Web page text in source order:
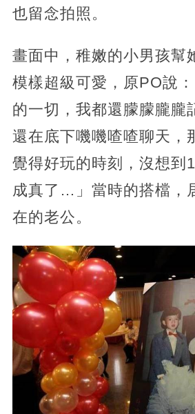
也留念拍照。
畫面中，稚嫩的小男孩幫
模樣超級可愛，原PO說
的一切，我都還朦朦朧朧
還在底下嘰嘰喳喳聊天，
覺得好玩的時刻，沒想到
成真了…」當時的搭檔，
在的老公。